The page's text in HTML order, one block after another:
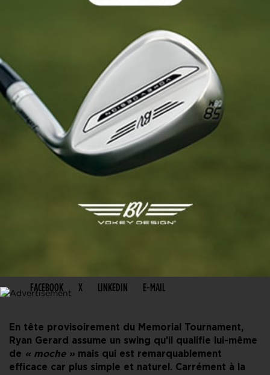
FACEBOOK X LINKEDIN E-MAIL
En tête provisoirement du Memorial Tournament,
Ryan Gerard assume un swing qu’il qualifie lui-même
de « moche » mais qui est remarquablement
efficace car plus simple et naturel. Carrément à la